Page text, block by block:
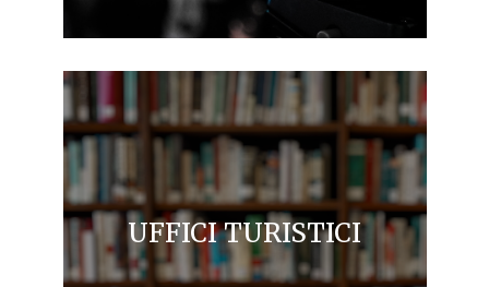
UFFICI TURISTICI